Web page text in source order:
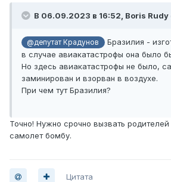
В 06.09.2023 в 16:52, Boris Rudy
@депутат Крадунов
Бразилия -
в случае авиакатастрофы она было
Но здесь авиакатастрофы не было,
заминирован и взорван в воздухе.
При чем тут Бразилия?
Точно! Нужно срочно вызвать
самолет бомбу.
Цитата